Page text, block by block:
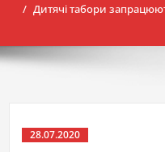
Дитячі табори
28.07.2020